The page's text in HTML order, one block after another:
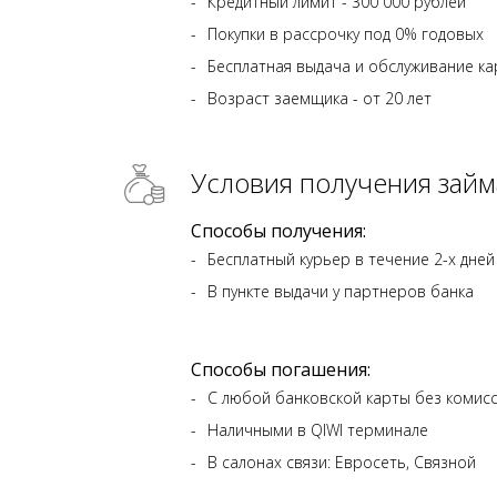
Покупки в рассрочку под 0% годовых
Бесплатная выдача и обслуживание
Возраст заемщика - от 20 лет
Условия получения
Способы получения:
Бесплатный курьер в течение 2-х дней
В пункте выдачи у партнеров банка
Способы погашения:
С любой банковской карты без
Наличными в QIWI терминале
В салонах связи: Евросеть, Связной